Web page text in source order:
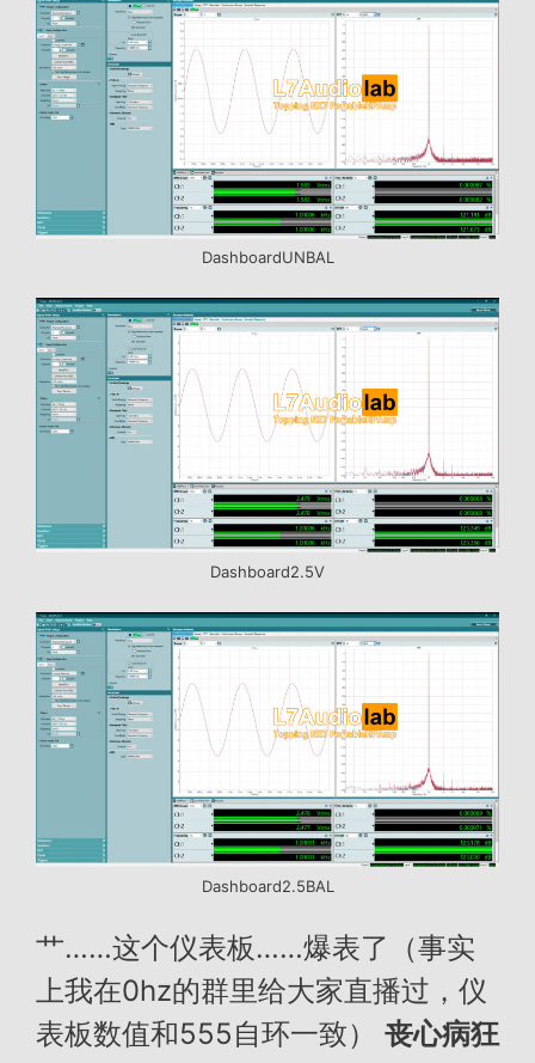
DashboardUNBAL
Dashboard2.5V
Dashboard2.5BAL
艹……这个仪表板……爆表了（事实
上我在0hz的群里给大家直播过，仪
表板数值和555自环一致） 丧心病狂